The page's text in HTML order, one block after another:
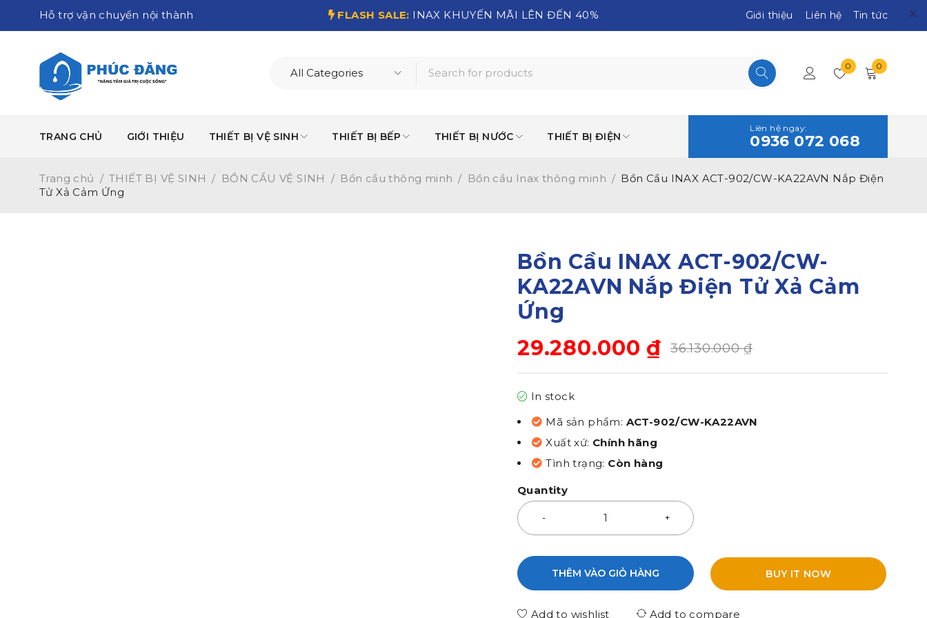
Hỗ trợ vận chuyển nội thành FLASH SALE: INAX KHUYẾN MÃI LÊN ĐẾN 40% Giới thiệu Liên hệ Tin tức
0 0
TRANG CHỦ GIỚI THIỆU THIẾT BỊ VỆ SINH THIẾT BỊ BẾP THIẾT BỊ NƯỚC THIẾT BỊ ĐIỆN
Liên hệ ngay:
0936 072 068
Trang chủ / THIẾT BỊ VỆ SINH / BỒN CẦU VỆ SINH / Bồn cầu thông minh / Bồn cầu Inax thông minh / Bồn Cầu INAX ACT-902/CW-KA22AVN Nắp Điện
Tử Xả Cảm Ứng
Bồn Cầu INAX ACT-902/CW-
KA22AVN Nắp Điện Tử Xả Cảm
Ứng
36.130.000₫
29.280.000 ₫
In stock
Mã sản phẩm: ACT-902/CW-KA22AVN
Xuất xứ: Chính hãng
Tình trạng: Còn hàng
Quantity
THÊM VÀO GIỎ HÀNG BUY IT NOW
Add to wishlist Add to compare